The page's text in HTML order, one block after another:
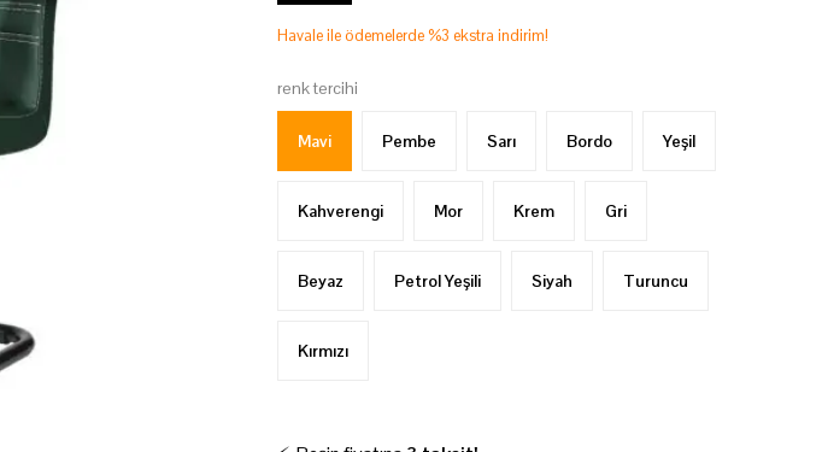
Havale ile ödemelerde %3 ekstra indirim!
renk tercihi
Mavi Pembe Sarı Bordo Yeşil
Kahverengi Mor Krem Gri
Beyaz Petrol Yeşili Siyah Turuncu
Kırmızı